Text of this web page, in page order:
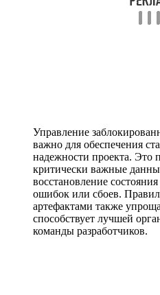
Управление
важно для обеспечения
надежности проекта. Это
критически важные
восстановление
ошибок или сбоев.
артефактами также
способствует лучшей
команды разработчиков.